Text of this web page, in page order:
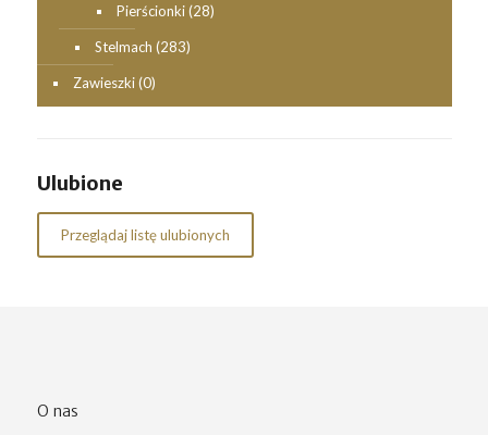
Pierścionki (28)
Stelmach (283)
Zawieszki (0)
Ulubione
Przeglądaj listę ulubionych
O nas